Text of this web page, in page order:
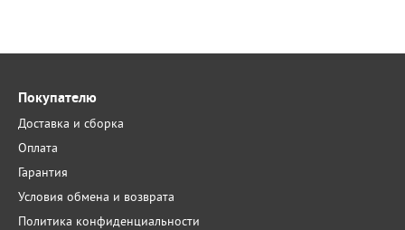
Покупателю
Доставка и сборка
Оплата
Гарантия
Условия обмена и возврата
Политика конфиденциальности